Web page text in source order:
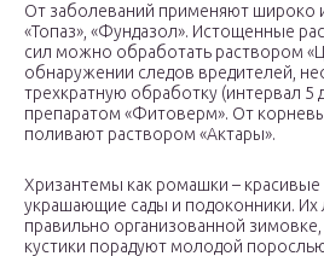
От заболеваний применяют широко
«Топаз», «Фундазол». Истощенные
сил можно обработать раствором
обнаружении следов вредителей,
трехкратную обработку (интервал 5
препаратом «Фитоверм». От
поливают раствором «Актары».
Хризантемы как ромашки – красивые
украшающие сады и подоконники. Их
правильно организованной
кустики порадуют молодой